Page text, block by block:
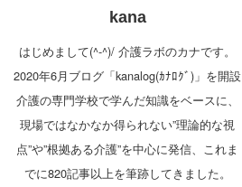
kana
はじめまして(^-^)/ 介護ラボのカナです。
2020年6月ブログ「kanalog(ｶﾅﾛｸﾞ)」を開設
介護の専門学校で学んだ知識をベースに、
現場ではなかなか得られない”理論的な視
点”や”根拠ある介護”を中心に発信、これま
でに820記事以上を筆跡してきました。